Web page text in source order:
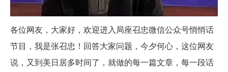
各位网友，大家好，欢迎进入局座召忠微信公众号悄悄话
节目，我是张召忠！回答大家问题，今夕何心，这位网友
说，又到美日居多时间了，就做的每一篇文章，每一段话